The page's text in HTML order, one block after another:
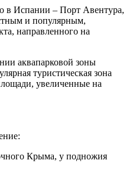
в Испании – Порт Авентура,
и популярным,
направленного на
аквапарковой зоны
туристическая зона
увеличенные на
Крыма, у подножия